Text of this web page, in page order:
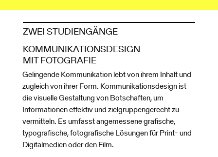
ZWEI STUDIENGÄNGE
KOMMUNIKATIONSDESIGN
MIT FOTOGRAFIE
Gelingende Kommunikation lebt von ihrem Inhalt und
zugleich von ihrer Form. Kommunikationsdesign ist
die visuelle Gestaltung von Botschaften, um
Informationen effektiv und zielgruppengerecht zu
vermitteln. Es umfasst angemessene grafische,
typografische, fotografische Lösungen für Print- und
Digitalmedien oder den Film.